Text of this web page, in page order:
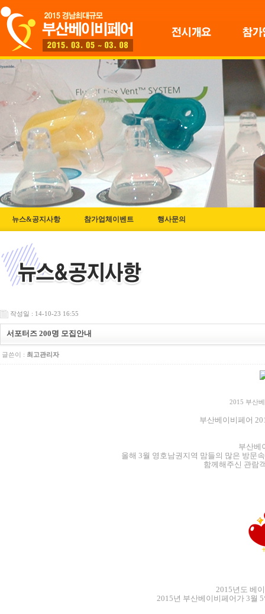
뉴스&공지사항 참가업체이벤트 행사문의
작성일 : 14-10-23 16:55
서포터즈 200명 모집안내
글쓴이 : 최고관리자
2015 부산
부산베이비페어
부산베
올해 3월 영호남권지역 맘들의 많은 방문
함께해주신 관람
2015년도 베
2015년 부산베이비페어가 3월